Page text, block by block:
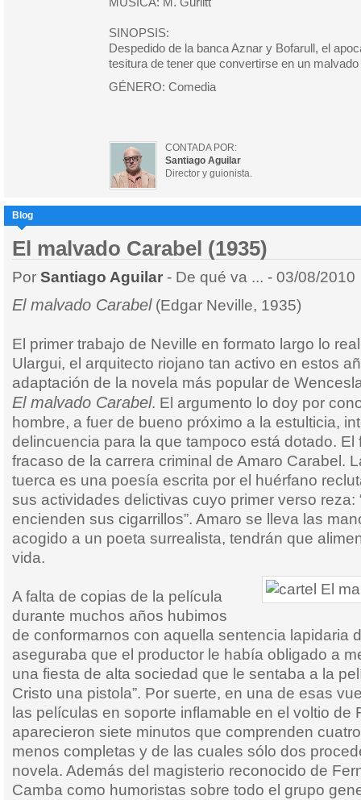
SINOPSIS:
Despedido de la banca Aznar y Bofarull, el
tesitura de tener que convertirse en un
GÉNERO: Comedia
CONTADA POR:
Santiago Aguilar
Director y guionista.
Blog
El malvado Carabel (1935)
Por Santiago Aguilar - De qué va ... - 03/08/2010
El malvado Carabel(Edgar Neville, 1935)
El primer trabajo de Neville en formato largo lo
Ulargui, el arquitecto riojano tan activo en estos
adaptación de la novela más popular de
El malvado Carabel. El argumento lo doy por
hombre, a fuer de bueno próximo a la estulticia,
delincuencia para la que tampoco está dotado. El
fracaso de la carrera criminal de Amaro Carabel.
tuerca es una poesía escrita por el huérfano
sus actividades delictivas cuyo primer verso reza:
encienden sus cigarrillos”. Amaro se lleva las
acogido a un poeta surrealista, tendrán que
vida.
A falta de copias de la película
durante muchos años hubimos
de conformarnos con aquella sentencia lapidaria
aseguraba que el productor le había obligado a
una fiesta de alta sociedad que le sentaba a la
Cristo una pistola”. Por suerte, en una de esas
las películas en soporte inflamable en el voltio de
aparecieron siete minutos que comprenden
menos completas y de las cuales sólo dos
novela. Además del magisterio reconocido de
Camba como humoristas sobre todo el grupo